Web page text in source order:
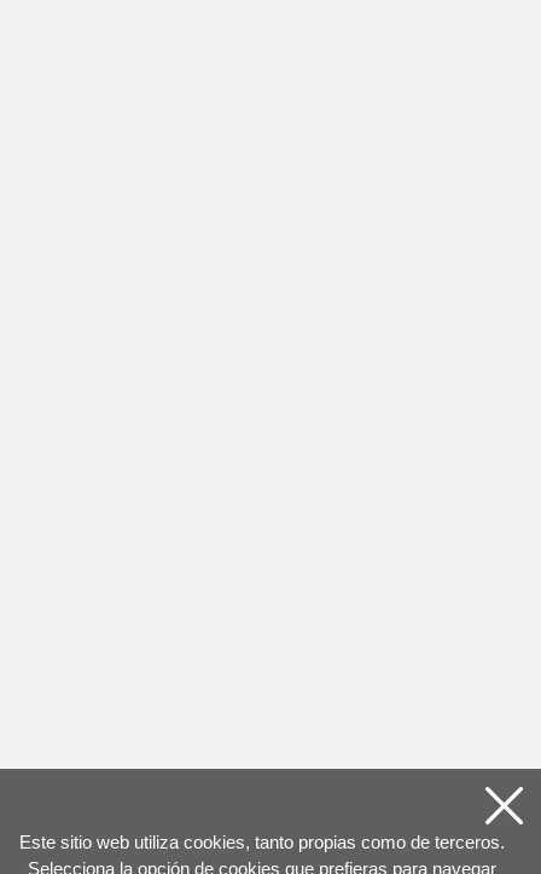
Este sitio web utiliza cookies, tanto propias como de terceros.
Selecciona la opción de cookies que prefieras para navegar